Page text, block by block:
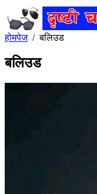
होमपेज/बलिउड
बलिउड